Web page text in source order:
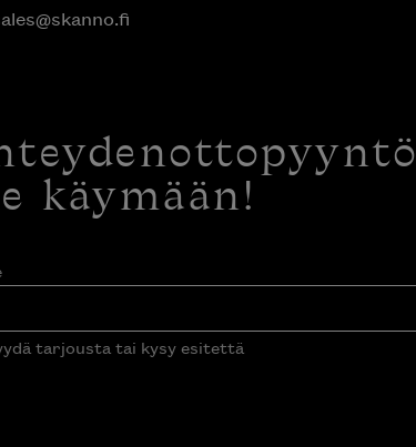
käymään!